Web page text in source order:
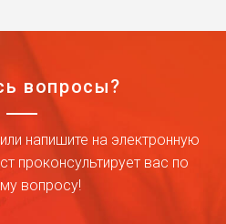
вопросы?
напишите на электронную
проконсультирует вас по
вопросу!